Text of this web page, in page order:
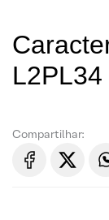
L2PL34
Compartilhar: